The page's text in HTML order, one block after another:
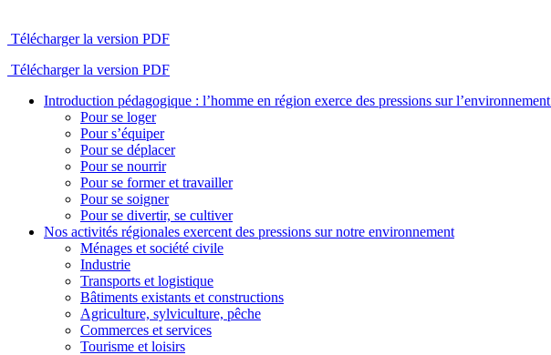
Télécharger la version PDF
Télécharger la version PDF
Introduction pédagogique : l’homme en région exerce des pressions sur l’environnement
Pour se loger
Pour s’équiper
Pour se déplacer
Pour se nourrir
Pour se former et travailler
Pour se soigner
Pour se divertir, se cultiver
Nos activités régionales exercent des pressions sur notre environnement
Ménages et société civile
Industrie
Transports et logistique
Bâtiments existants et constructions
Agriculture, sylviculture, pêche
Commerces et services
Tourisme et loisirs